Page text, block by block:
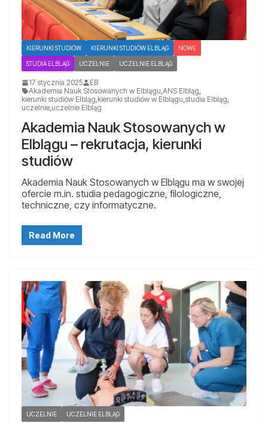
KIERUNKI STUDIÓW KIERUNKI STUDIÓW ELBLĄG NOWE
STUDIA ELBLĄG UCZELNIE UCZELNIE ELBLĄG
17 stycznia 2025
EB
Akademia Nauk Stosowanych w Elblągu ANS Elbląg
kierunki studiów Elbląg kierunki studiów w Elblągu studia Elbląg
uczelnie uczelnie Elbląg
Akademia Nauk Stosowanych w
Elblągu – rekrutacja, kierunki
studiów
Akademia Nauk Stosowanych w Elblągu ma w swojej
ofercie m.in. studia pedagogiczne, filologiczne,
techniczne, czy informatyczne.
Read More
UCZELNIE UCZELNIE ELBLĄG